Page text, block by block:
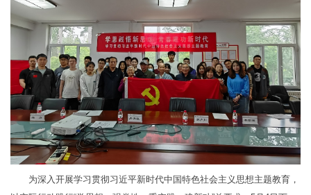
为深入开展学习贯彻习近平新时代中国特色社会主义思想主题教育，